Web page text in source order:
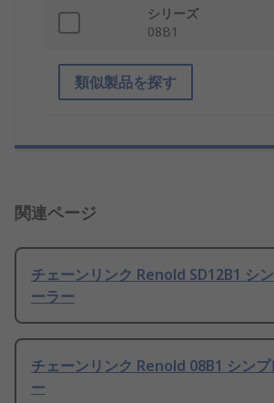
シリーズ
08B1
類似製品を探す
関連ページ
チェーンリンク Renold SD12B1 シ
ーラー
チェーンリンク Renold 08B1 シン
ー